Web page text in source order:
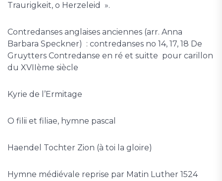
Traurigkeit, o Herzeleid ».
Contredanses anglaises anciennes (arr. Anna
Barbara Speckner) : contredanses no 14, 17, 18 De
Gruytters Contredanse en ré et suitte pour carillon
du XVIIème siècle
Kyrie de l’Ermitage
O filii et filiae, hymne pascal
Haendel Tochter Zion (à toi la gloire)
Hymne médiévale reprise par Matin Luther 1524